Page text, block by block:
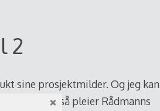
2
sine prosjektmilder. Og jeg kan
så pleier Rådmanns